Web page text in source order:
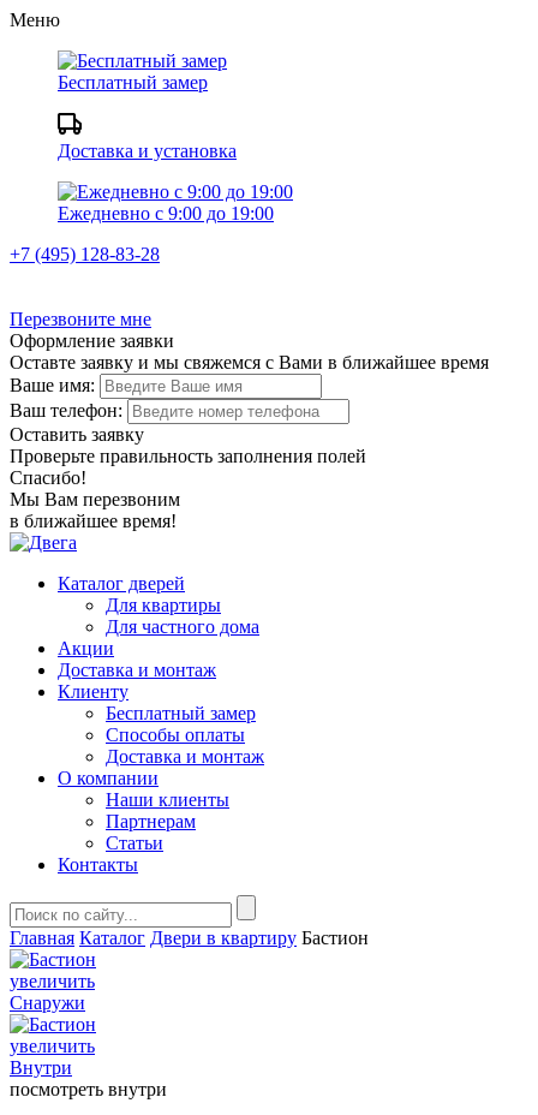
Меню
Бесплатный замер
Доставка и установка
Ежедневно с 9:00 до 19:00
+7 (495) 128-83-28
Перезвоните мне
Оформление заявки
Оставте заявку и мы свяжемся с Вами в ближайшее время
Ваше имя:
Ваш телефон:
Оставить заявку
Проверьте правильность заполнения полей
Спасибо!
Мы Вам перезвоним
в ближайшее время!
Каталог дверей
Для квартиры
Для частного дома
Акции
Доставка и монтаж
Клиенту
Бесплатный замер
Способы оплаты
Доставка и монтаж
О компании
Наши клиенты
Партнерам
Статьи
Контакты
Главная Каталог Двери в квартиру Бастион
увеличить
Снаружи
увеличить
Внутри
посмотреть внутри